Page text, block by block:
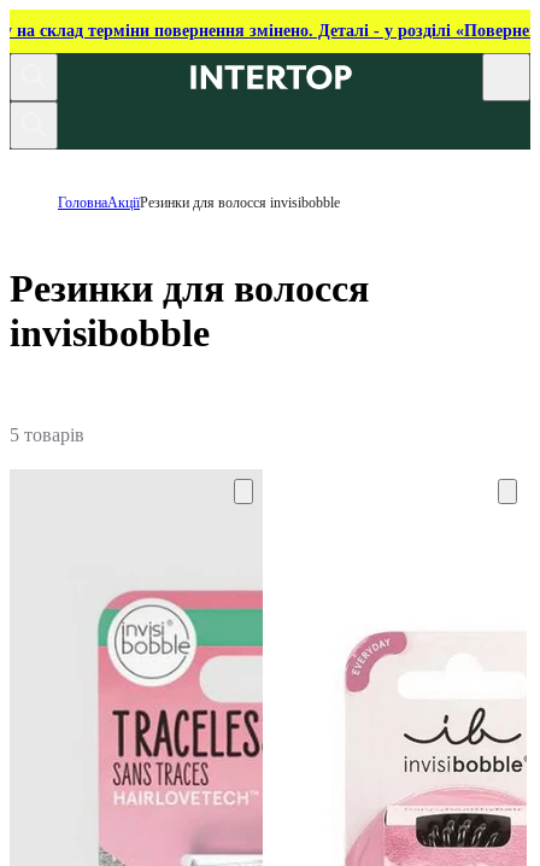
на склад терміни повернення змінено. Деталі - у розділі
ГоловнаАкціїРезинки для волосся invisibobble
Резинки для волосся
invisibobble
5 товарів